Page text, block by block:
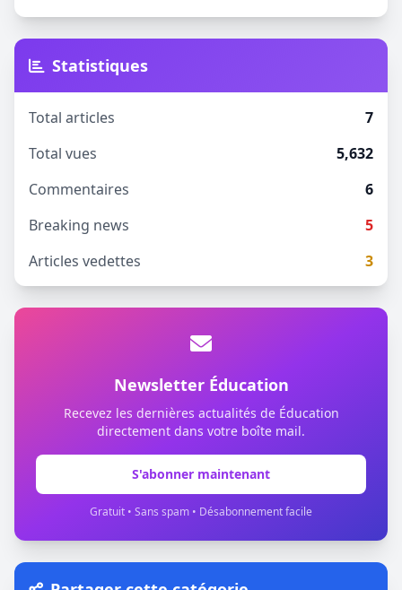
Statistiques
Total articles
7
Total vues
5,632
Commentaires
6
Breaking news
5
Articles vedettes
3
Newsletter Éducation
Recevez les dernières actualités de Éducation
directement dans votre boîte mail.
S'abonner maintenant
Gratuit • Sans spam • Désabonnement facile